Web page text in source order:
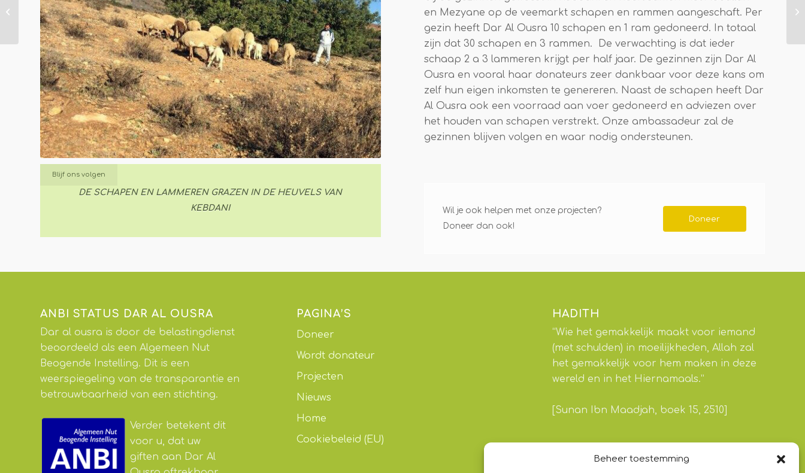
Beheer toestemming
Blijf ons volgen
DE SCHAPEN EN LAMMEREN GRAZEN IN DE HEUVELS VAN
KEBDANI
en Mezyane op de veemarkt schapen en rammen aangeschaft. Per
gezin heeft Dar Al Ousra 10 schapen en 1 ram gedoneerd. In totaal
zijn dat 30 schapen en 3 rammen. De verwachting is dat ieder
schaap 2 a 3 lammeren krijgt per half jaar. De gezinnen zijn Dar Al
Ousra en vooral haar donateurs zeer dankbaar voor deze kans om
zelf hun eigen inkomsten te genereren. Naast de schapen heeft Dar
Al Ousra ook een voorraad aan voer gedoneerd en adviezen over
het houden van schapen verstrekt. Onze ambassadeur zal de
gezinnen blijven volgen en waar nodig ondersteunen.
Wil je ook helpen met onze projecten?
Doneer dan ook!
Doneer
ANBI STATUS DAR AL OUSRA
Dar al ousra is door de belastingdienst
beoordeeld als een Algemeen Nut
Beogende Instelling. Dit is een
weerspiegeling van de transparantie en
betrouwbaarheid van een stichting.
Verder betekent dit
voor u, dat uw
giften aan Dar Al
PAGINA’S
Doneer
Wordt donateur
Projecten
Nieuws
Home
Cookiebeleid (EU)
HADITH
“Wie het gemakkelijk maakt voor iemand
(met schulden) in moeilijkheden, Allah zal
het gemakkelijk voor hem maken in deze
wereld en in het Hiernamaals.”
[Sunan Ibn Maadjah, boek 15, 2510]
Bijen imker